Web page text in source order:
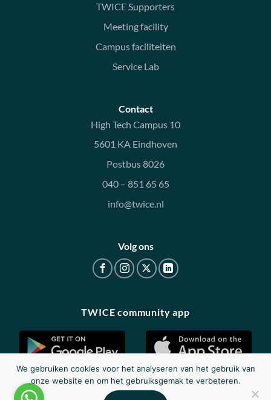
TWICE Supporters
Meeting facility
Campus faciliteiten
Service Lab
Contact
High Tech Campus 10
5601 KA Eindhoven
Postbus 8026
040 – 851 65 65
info@twice.nl
Volg ons
TWICE community app
We gebruiken cookies voor het analyseren van het gebruik van
onze website en om het gebruiksgemak te verbeteren.